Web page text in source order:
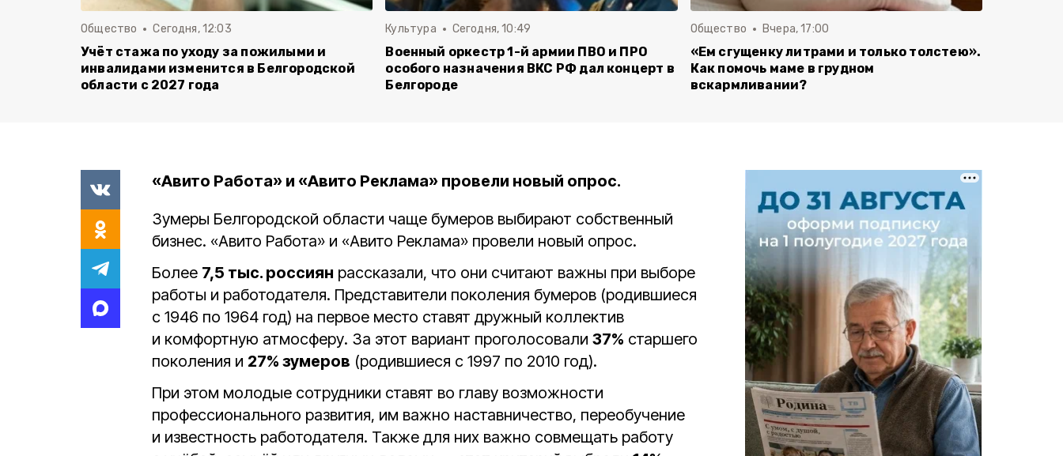
Общество Сегодня, 12:03
Учёт стажа по уходу за пожилыми и
инвалидами изменится в Белгородской
области с 2027 года
Культура Сегодня, 10:49
Военный оркестр 1-й армии ПВО и ПРО
особого назначения ВКС РФ дал концерт в
Белгороде
Общество Вчера, 17:00
«Ем сгущенку литрами и только толстею».
Как помочь маме в грудном
вскармливании?
«Авито Работа» и «Авито Реклама» провели новый опрос.
Зумеры Белгородской области чаще бумеров выбирают собственный
бизнес. «Авито Работа» и «Авито Реклама» провели новый опрос.
Более 7,5 тыс. россиян рассказали, что они считают важны при выборе
работы и работодателя. Представители поколения бумеров (родившиеся
с 1946 по 1964 год) на первое место ставят дружный коллектив
и комфортную атмосферу. За этот вариант проголосовали 37% старшего
поколения и 27% зумеров (родившиеся с 1997 по 2010 год).
При этом молодые сотрудники ставят во главу возможности
профессионального развития, им важно наставничество, переобучение
и известность работодателя. Также для них важно совмещать работу